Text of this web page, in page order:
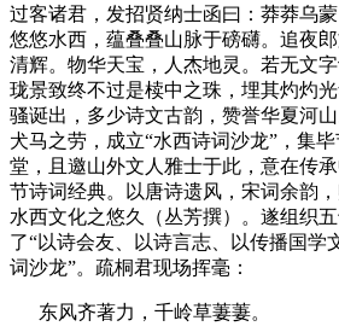
过客诸君，发招贤纳士函曰：莽莽乌
悠悠水西，蕴叠叠山脉于磅礴。追夜
清辉。物华天宝，人杰地灵。若无文
珑景致终不过是椟中之珠，埋其灼灼
骚诞出，多少诗文古韵，赞誉华夏河
犬马之劳，成立“水西诗词沙龙”，集
堂，且邀山外文人雅士于此，意在传
节诗词经典。以唐诗遗风，宋词余韵
水西文化之悠久（丛芳撰）。遂组织
了“以诗会友、以诗言志、以传播国学
词沙龙”。疏桐君现场挥毫：
东风齐著力，千岭草萋萋。